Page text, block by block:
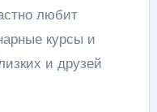
любит
курсы и
и друзей